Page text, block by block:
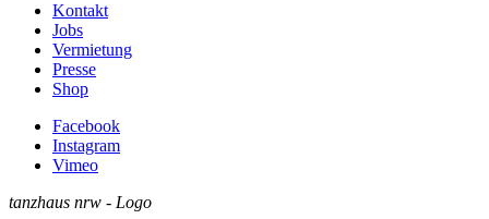
Kontakt
Jobs
Vermietung
Presse
Shop
Facebook
Instagram
Vimeo
tanzhaus nrw - Logo